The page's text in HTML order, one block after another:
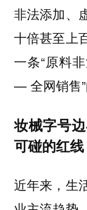
非法添加、
十倍甚至上
一条“原料
— 全网销售”
妆械字号
可碰的红线
近年来，生